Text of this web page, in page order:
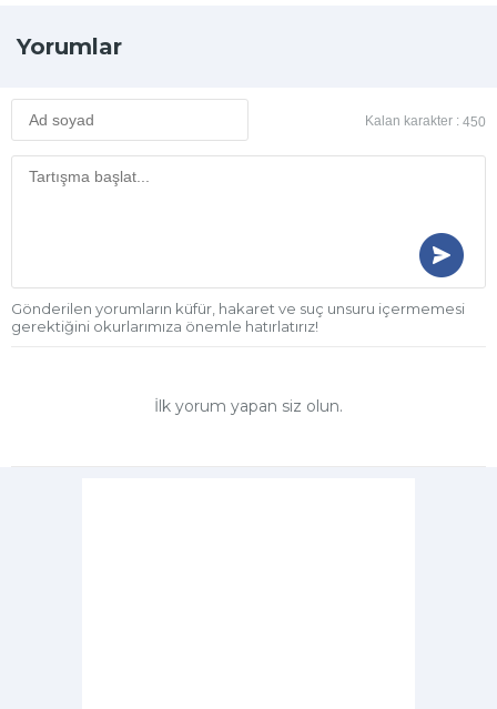
Yorumlar
Kalan karakter : 450
Gönderilen yorumların küfür, hakaret ve suç unsuru içermemesi
gerektiğini okurlarımıza önemle hatırlatırız!
İlk yorum yapan siz olun.